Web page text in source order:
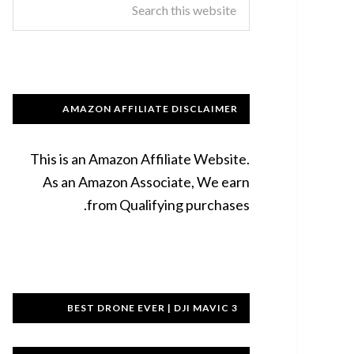
AMAZON AFFILIATE DISCLAIMER
This is an Amazon Affiliate Website.
As an Amazon Associate, We earn
from Qualifying purchases.
BEST DRONE EVER | DJI MAVIC 3